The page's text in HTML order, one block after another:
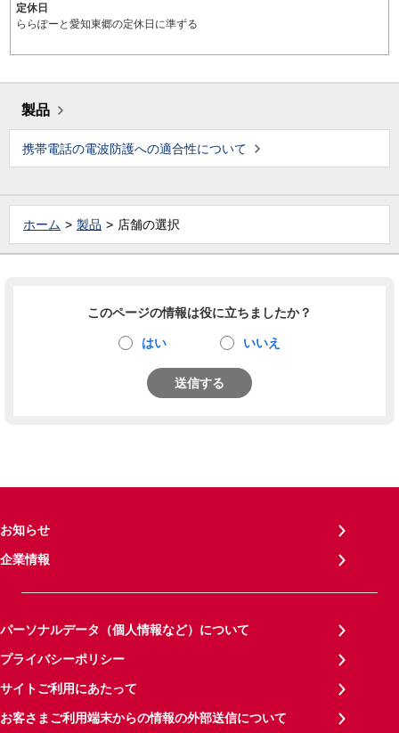
定休日
ららぽーと愛知東郷の定休日に準ずる
製品
携帯電話の電波防護への適合性について
ホーム 製品 店舗の選択
このページの情報は役に立ちましたか？
はい いいえ
送信する
お知らせ
企業情報
パーソナルデータ（個人情報など）について
プライバシーポリシー
サイトご利用にあたって
お客さまご利用端末からの情報の外部送信について